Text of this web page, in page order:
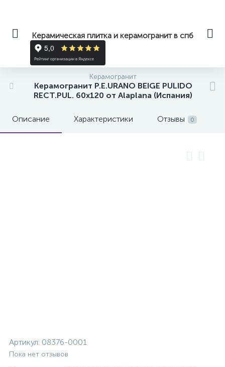
Керамическая плитка и керамогранит в спб
Керамогранит
Керамогранит P.E.URANO BEIGE PULIDO
RECT.PUL. 60x120 от Alaplana (Испания)
Описание Характеристики Отзывы 0
Артикул: 08376-0001
Пока нет отзывов